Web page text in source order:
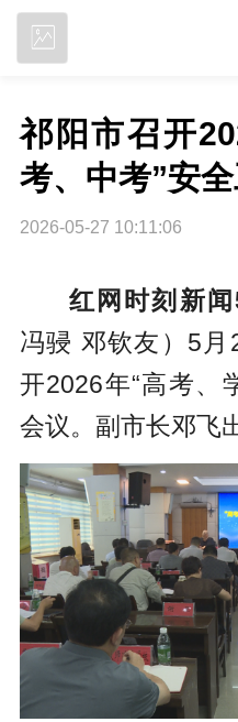
祁阳市召开
考、中考”安
2026-05-27 10:11:06
红网时刻新
冯骎 邓钦友）5
开2026年“高考、
会议。副市长邓飞